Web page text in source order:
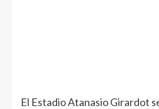
El Estadio Atanasio Girardot